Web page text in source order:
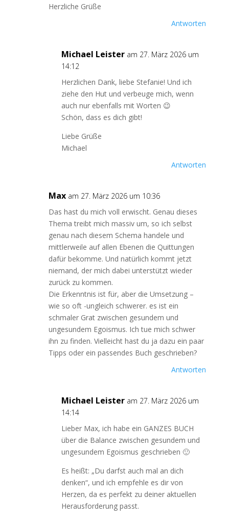
Herzliche Grüße
Antworten
Michael Leister am 27. März 2026 um
14:12
Herzlichen Dank, liebe Stefanie! Und ich
ziehe den Hut und verbeuge mich, wenn
auch nur ebenfalls mit Worten 😉
Schön, dass es dich gibt!
Liebe Grüße
Michael
Antworten
Max am 27. März 2026 um 10:36
Das hast du mich voll erwischt. Genau dieses
Thema treibt mich massiv um, so ich selbst
genau nach diesem Schema handele und
mittlerweile auf allen Ebenen die Quittungen
dafür bekomme. Und natürlich kommt jetzt
niemand, der mich dabei unterstützt wieder
zurück zu kommen.
Die Erkenntnis ist für, aber die Umsetzung –
wie so oft -ungleich schwerer. es ist ein
schmaler Grat zwischen gesundem und
ungesundem Egoismus. Ich tue mich schwer
ihn zu finden. Vielleicht hast du ja dazu ein paar
Tipps oder ein passendes Buch geschrieben?
Antworten
Michael Leister am 27. März 2026 um
14:14
Lieber Max, ich habe ein GANZES BUCH
über die Balance zwischen gesundem und
ungesundem Egoismus geschrieben 🙂
Es heißt: „Du darfst auch mal an dich
denken“, und ich empfehle es dir von
Herzen, da es perfekt zu deiner aktuellen
Herausforderung passt.